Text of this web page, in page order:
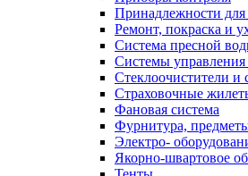
Принадлежности для
Ремонт, покраска и
Система пресной
Системы управления
Стеклоочистители и
Страховочные
Фановая система
Фурнитура,
Электро-
Якорно-швартовое